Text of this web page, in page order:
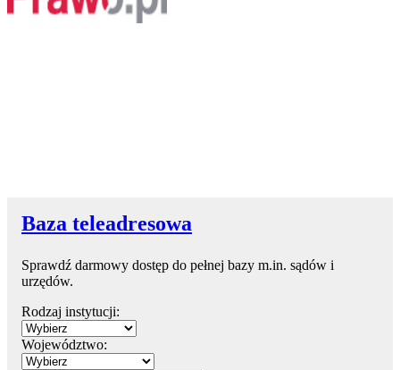
Baza teleadresowa
Sprawdź darmowy dostęp do pełnej bazy m.in. sądów i
urzędów.
Rodzaj instytucji:
Województwo: